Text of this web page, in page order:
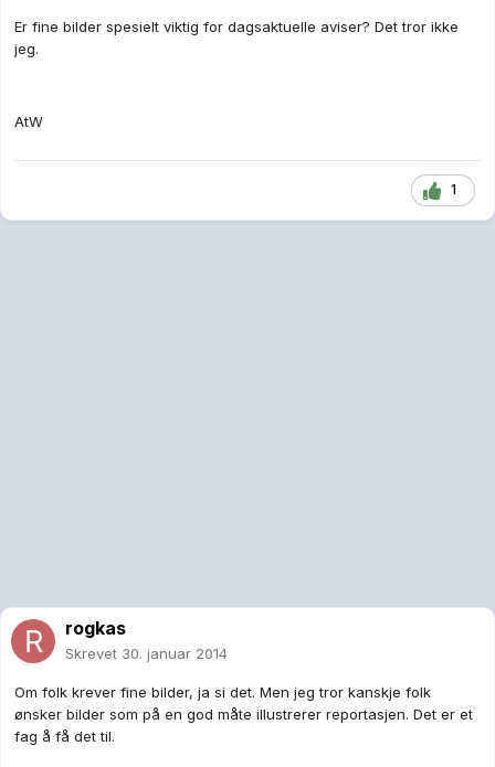
Er fine bilder spesielt viktig for dagsaktuelle aviser? Det tror ikke
jeg.
AtW
1
rogkas
Skrevet 30. januar 2014
Om folk krever fine bilder, ja si det. Men jeg tror kanskje folk
ønsker bilder som på en god måte illustrerer reportasjen. Det er et
fag å få det til.